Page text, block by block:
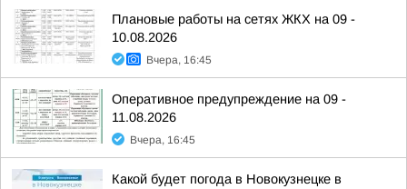
Плановые работы на сетях ЖКХ на 09 -
10.08.2026
Вчера, 16:45
Оперативное предупреждение на 09 -
11.08.2026
Вчера, 16:45
Какой будет погода в Новокузнецке в